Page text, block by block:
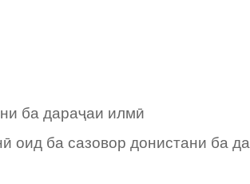
ба дараҷаи илмӣ
оид ба сазовор донистани ба